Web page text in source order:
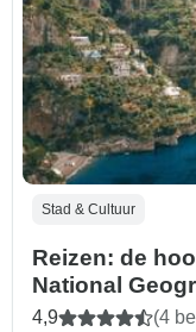
Stad & Cultuur
Reizen: de
National
4,9 (4